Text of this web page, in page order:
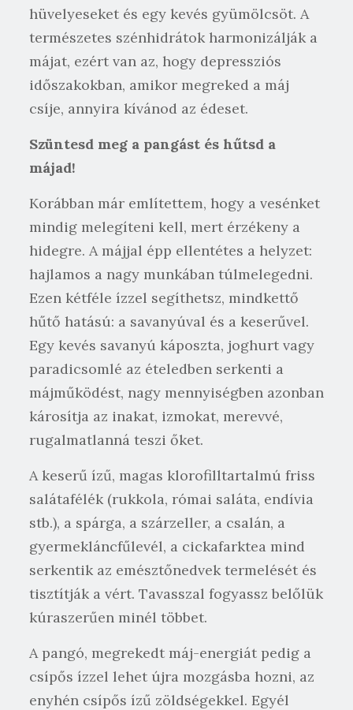
hüvelyeseket és egy kevés gyümölcsöt. A
természetes szénhidrátok harmonizálják a
májat, ezért van az, hogy depressziós
időszakokban, amikor megreked a máj
csíje, annyira kívánod az édeset.
Szüntesd meg a pangást és hűtsd a
májad!
Korábban már említettem, hogy a vesénket
mindig melegíteni kell, mert érzékeny a
hidegre. A májjal épp ellentétes a helyzet:
hajlamos a nagy munkában túlmelegedni.
Ezen kétféle ízzel segíthetsz, mindkettő
hűtő hatású: a savanyúval és a keserűvel.
Egy kevés savanyú káposzta, joghurt vagy
paradicsomlé az ételedben serkenti a
májműködést, nagy mennyiségben azonban
károsítja az inakat, izmokat, merevvé,
rugalmatlanná teszi őket.
A keserű ízű, magas klorofilltartalmú friss
salátafélék (rukkola, római saláta, endívia
stb.), a spárga, a szárzeller, a csalán, a
gyermekláncfűlevél, a cickafarktea mind
serkentik az emésztőnedvek termelését és
tisztítják a vért. Tavasszal fogyassz belőlük
kúraszerűen minél többet.
A pangó, megrekedt máj-energiát pedig a
csípős ízzel lehet újra mozgásba hozni, az
enyhén csípős ízű zöldségekkel. Egyél